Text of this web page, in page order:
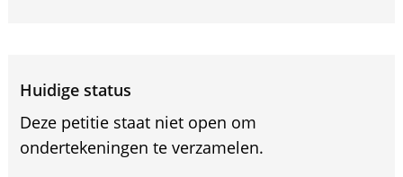
Huidige status
Deze petitie staat niet open om
ondertekeningen te verzamelen.